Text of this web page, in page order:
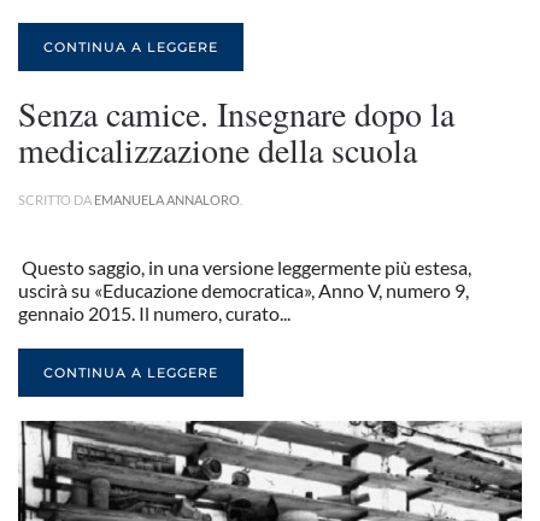
CONTINUA A LEGGERE
Senza camice. Insegnare dopo la
medicalizzazione della scuola
SCRITTO DA EMANUELA ANNALORO
Questo saggio, in una versione leggermente più estesa,
uscirà su «Educazione democratica», Anno V, numero 9,
gennaio 2015. Il numero, curato...
CONTINUA A LEGGERE